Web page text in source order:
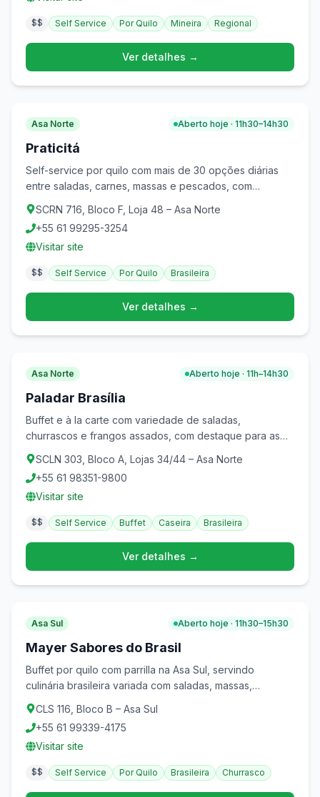
$$ Self Service Por Quilo Mineira Regional
Ver detalhes →
Asa Norte Aberto hoje · 11h30–14h30
Praticitá
Self-service por quilo com mais de 30 opções diárias
entre saladas, carnes, massas e pescados, com
grelhados feitos na hora. Duas unidades na Asa Norte.
SCRN 716, Bloco F, Loja 48 – Asa Norte
+55 61 99295-3254
Visitar site
$$ Self Service Por Quilo Brasileira
Ver detalhes →
Asa Norte Aberto hoje · 11h–14h30
Paladar Brasília
Buffet e à la carte com variedade de saladas,
churrascos e frangos assados, com destaque para as
parmegianas. Ambiente confortável e familiar na Asa
Norte.
SCLN 303, Bloco A, Lojas 34/44 – Asa Norte
+55 61 98351-9800
Visitar site
$$ Self Service Buffet Caseira Brasileira
Ver detalhes →
Asa Sul Aberto hoje · 11h30–15h30
Mayer Sabores do Brasil
Buffet por quilo com parrilla na Asa Sul, servindo
culinária brasileira variada com saladas, massas,
ensopados e churrasco. Área externa arborizada entre
blocos.
CLS 116, Bloco B – Asa Sul
+55 61 99339-4175
Visitar site
$$ Self Service Por Quilo Brasileira Churrasco